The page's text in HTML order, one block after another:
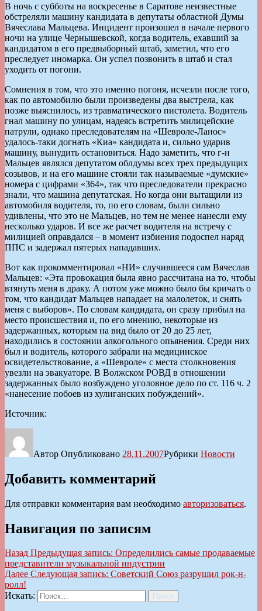
В ночь с субботы на воскресенье в Саратове неизвестные
обстреляли машину кандидата в депутаты областной Думы
Вячеслава Мальцева. Инцидент произошел в начале первого
ночи на улице Чернышевской, когда водитель, ехавший за
кандидатом в его предвыборный штаб, заметил, что его
преследует иномарка. Он успел позвонить в штаб и стал
уходить от погони.
Сомнения в том, что это именно погоня, исчезли после того,
как по автомобилю были произведены два выстрела, как
позже выяснилось, из травматического пистолета. Водитель
гнал машину по улицам, надеясь встретить милицейские
патрули, однако преследователям на «Шевроле-Ланос»
удалось-таки догнать «Киа» кандидата и, сильно ударив
машину, вынудить остановиться. Надо заметить, что г-н
Мальцев являлся депутатом облдумы всех трех предыдущих
созывов, и на его машине стояли так называемые «думские»
номера с цифрами «364», так что преследователи прекрасно
знали, что машина депутатская. Но когда они вытащили из
автомобиля водителя, то, по его словам, были сильно
удивлены, что это не Мальцев, но тем не менее нанесли ему
несколько ударов. И все же расчет водителя на встречу с
милицией оправдался – в момент избиения подоспел наряд
ППС и задержал пятерых нападавших.
Вот как прокомментировал «НИ» случившееся сам Вячеслав
Мальцев: «Эта провокация была явно рассчитана на то, чтобы
втянуть меня в драку. А потом уже можно было бы кричать о
том, что кандидат Мальцев нападает на малолеток, и снять
меня с выборов». По словам кандидата, он сразу прибыл на
место происшествия и, по его мнению, некоторые из
задержанных, которым на вид было от 20 до 25 лет,
находились в состоянии алкогольного опьянения. Среди них
был и водитель, которого забрали на медицинское
освидетельствование, а «Шевроле» с места столкновения
увезли на эвакуаторе. В Волжском РОВД в отношении
задержанных было возбуждено уголовное дело по ст. 116 ч. 2
«нанесение побоев из хулиганских побуждений».
Источник:
Автор Опубликовано 28.11.2007Рубрики Новости
Добавить комментарий
Для отправки комментария вам необходимо авторизоваться.
Навигация по записям
Назад Предыдущая запись: Определились самые продаваемые
представители музыкальной индустрии
Далее Следующая запись: Советский Союз разрушил рок-н-
ролл!
Искать:
Поиск